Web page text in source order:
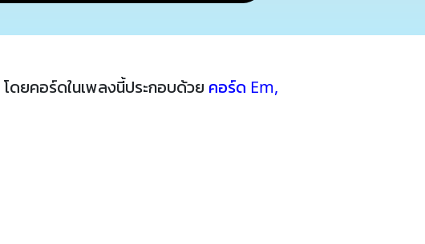
ดยคอร์ดในเพลงนี้ประกอบด้วย คอร์ด Em,